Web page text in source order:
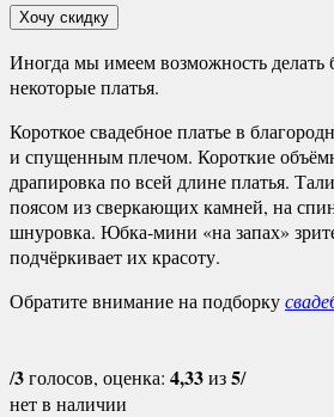
Хочу скидку
Иногда мы имеем возможность делать
некоторые платья.
Короткое свадебное платье в
и спущенным плечом. Короткие
драпировка по всей длине платья.
поясом из сверкающих камней, на
шнуровка. Юбка-мини «на запах»
подчёркивает их красоту.
Обратите внимание на подборку
/3голосов, оценка: 4,33из5/
нет в наличии